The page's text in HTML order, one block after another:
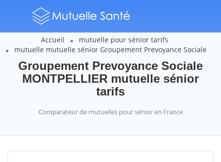
Accueil
mutuelle pour sénior tarifs
mutuelle mutuelle sénior Groupement Prevoyance Sociale
Groupement Prevoyance Sociale
MONTPELLIER mutuelle sénior
tarifs
Comparateur de mutuelles pour sénior en France